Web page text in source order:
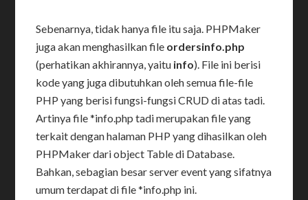
Sebenarnya, tidak hanya file itu saja. PHPMaker
juga akan menghasilkan file ordersinfo.php
(perhatikan akhirannya, yaitu info). File ini berisi
kode yang juga dibutuhkan oleh semua file-file
PHP yang berisi fungsi-fungsi CRUD di atas tadi.
Artinya file *info.php tadi merupakan file yang
terkait dengan halaman PHP yang dihasilkan oleh
PHPMaker dari object Table di Database.
Bahkan, sebagian besar server event yang sifatnya
umum terdapat di file *info.php ini.